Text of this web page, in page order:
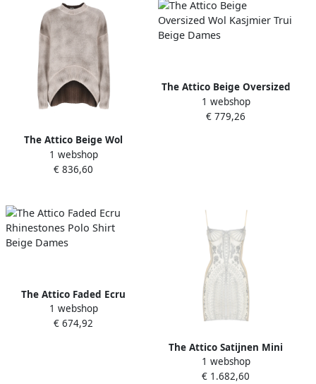
The Attico Beige Wol
Kasjmier Trui Ronde Hals
Beige Dames
1 webshop
€ 836,60
The Attico Beige Oversized
Wol Kasjmier Trui Beige
Dames
1 webshop
€ 779,26
The Attico Faded Ecru
Rhinestones Polo Shirt
Beige Dames
1 webshop
€ 674,92
The Attico Satijnen Mini
Jurk met Hart Halslijn Beige
Dames
1 webshop
€ 1.682,60